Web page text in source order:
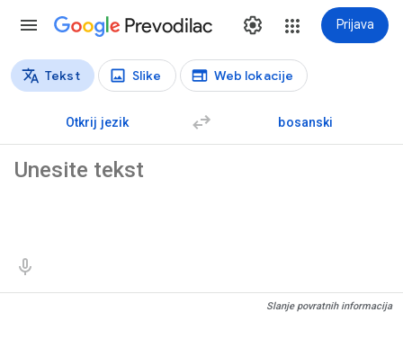
Prevodilac Prijava
Vrste prijevoda
Tekst Slike Web lokacije
Otkrij jezik bosanski
Slanje povratnih informacija